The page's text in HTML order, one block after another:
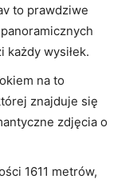
to​ prawdziwe
wysiłek.
na to
znajduje się
zdjęcia⁣ o
1611 metrów,